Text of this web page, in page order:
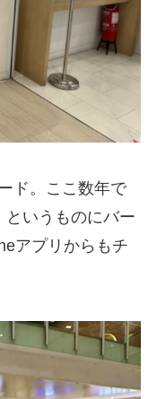
ド。ここ数年で
というものにバー
アプリからもチ